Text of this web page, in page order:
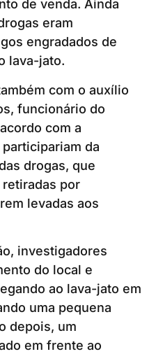
de venda. Ainda
eram
engradados de
lava-jato.
com o auxílio
funcionário do
com a
da
drogas, que
por
levadas aos
investigadores
do local e
ao lava-jato em
uma pequena
depois, um
em frente ao